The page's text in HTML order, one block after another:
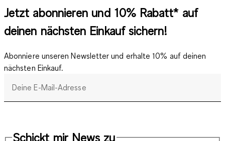
Jetzt abonnieren und 10% Rabatt* auf
deinen nächsten Einkauf sichern!
Abonniere unseren Newsletter und erhalte 10% auf deinen
nächsten Einkauf.
Deine E-Mail-Adresse
Schickt mir News zu